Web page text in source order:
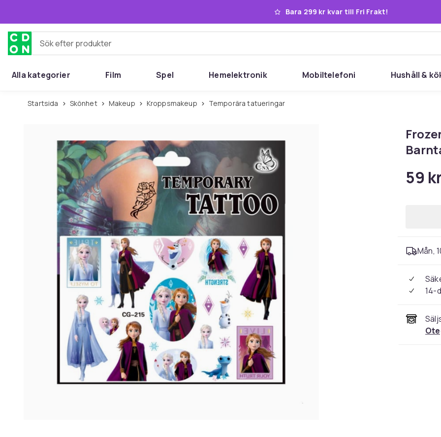
Bara 299 kr kvar till Fri Frakt!
Sök efter produkter
Alla kategorier Film Spel Hemelektronik Mobiltelefoni Hushåll &
Startsida Skönhet Makeup Kroppsmakeup Temporära tatueringar
59
Mån,
14-